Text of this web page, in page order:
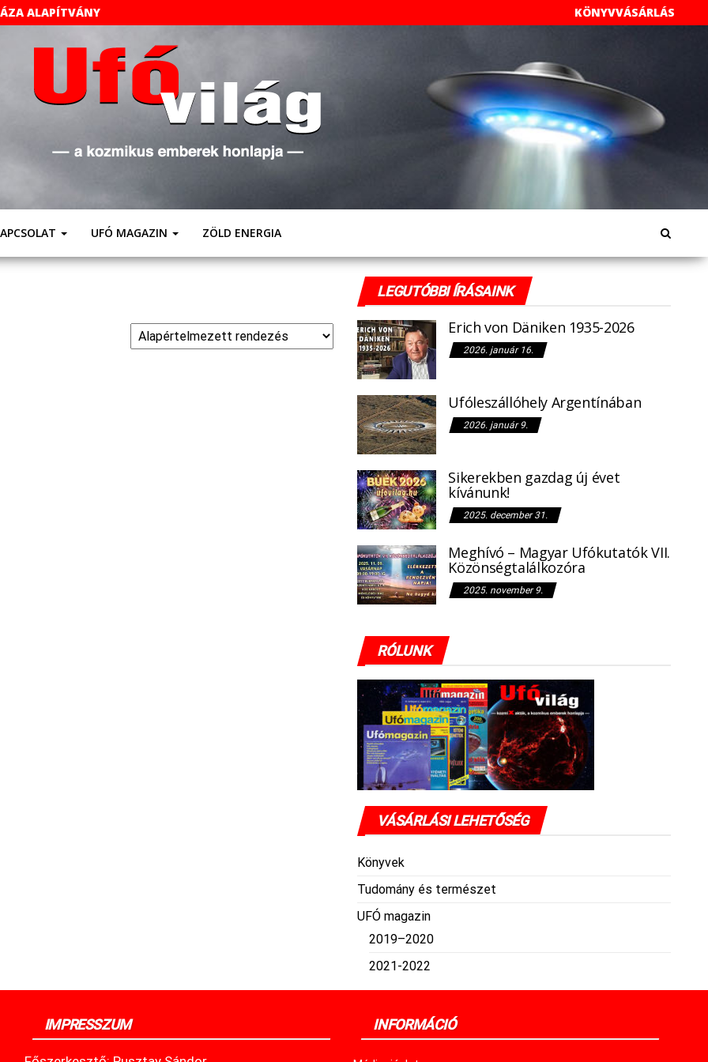
ALAPÍTVÁNY KÖNYVVÁSÁRLÁS
Emberek
Weboldala
UFÓ MAGAZIN ZÖLD ENERGIA
LEGUTÓBBI ÍRÁSAINK
Erich von Däniken 1935-2026
2026. január 16.
Ufóleszállóhely Argentínában
2026. január 9.
Sikerekben gazdag új évet
kívánunk!
2025. december 31.
Meghívó – Magyar Ufókutatók VII.
Közönségtalálkozóra
2025. november 9.
RÓLUNK
VÁSÁRLÁSI LEHETŐSÉG
Könyvek
Tudomány és természet
UFÓ magazin
2019–2020
2021-2022
IMPRESSZUM INFORMÁCIÓ